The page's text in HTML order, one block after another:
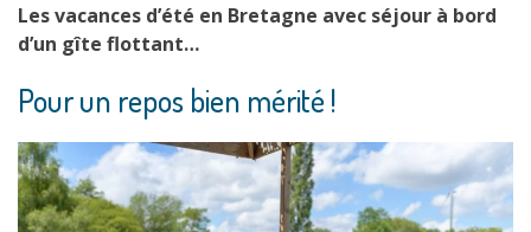
Les vacances d’été en Bretagne avec séjour à bord
d’un gîte flottant…
Pour un repos bien mérité !